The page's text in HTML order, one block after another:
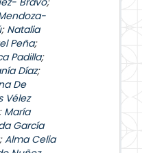
; Natalia
Peña;
Padilla;
Díaz;
De
Vélez
María
García
;Alma Celia